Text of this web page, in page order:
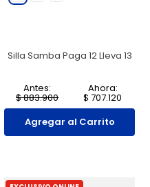
Silla Samba Paga 12 Lleva 13
Antes:
$883.900
Ahora:
$ 707.120
Agregar al Carrito